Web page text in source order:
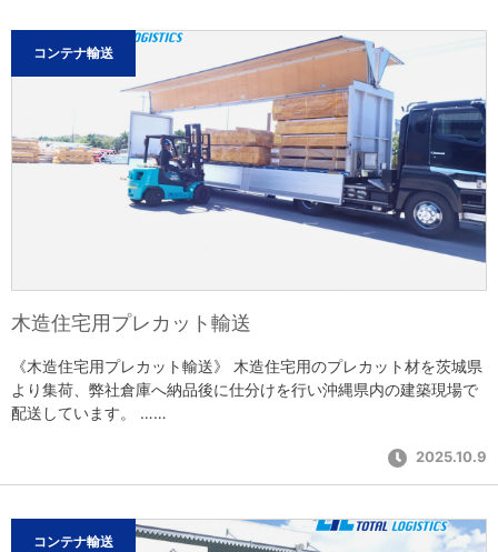
コンテナ輸送
木造住宅用プレカット輸送
《木造住宅用プレカット輸送》 木造住宅用のプレカット材を茨城県
より集荷、弊社倉庫へ納品後に仕分けを行い沖縄県内の建築現場で
配送しています。 ……
2025.10.9
コンテナ輸送